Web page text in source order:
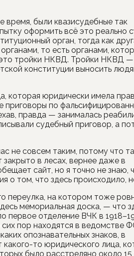
время, были квазисудебные так
оформить всё это реально
орган, тогда как
то есть органами,
тройки НКВД. Тройки НКВД —
конституции выносить
которая юридически имела
приговоры по
правда — занималась
судебный приговор, а
не совсем таким, потому что
в лесах, вернее даже в
сайт, но я точно не знаю,
о том, что здесь происходило,
переулка, на котором тоже
мемориальная доска, — что
первое отделение ВЧК в
пор находятся в ведомстве
опознавательных знаков, в
какого-то юридического лица,
было расстреляно около 15